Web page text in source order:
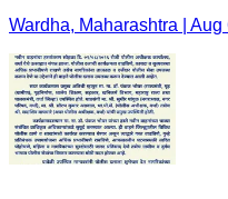
Wardha, Maharashtra | Aug